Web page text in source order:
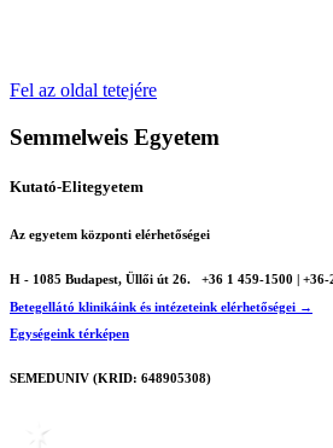
Fel az oldal tetejére
Semmelweis Egyetem
Kutató-Elitegyetem
Az egyetem központi elérhetőségei
H - 1085 Budapest, Üllői út 26.
+36 1 459-1500 |
Betegellátó klinikáink és intézeteink elérhetőségei →
Egységeink térképen
SEMEDUNIV (KRID: 648905308)